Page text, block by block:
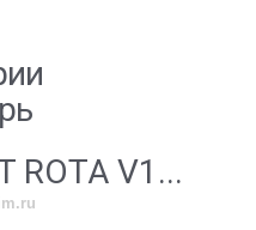
ROTA V1...